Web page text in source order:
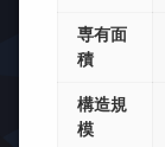
専有面
積
構造規
模